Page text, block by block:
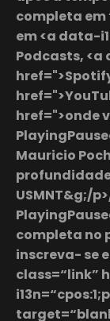
completa em
em <a data-
Podcasts, <a
href=">onde
Mauricio
USMNT&g;/
completa no
inscreva- se
class=“link”